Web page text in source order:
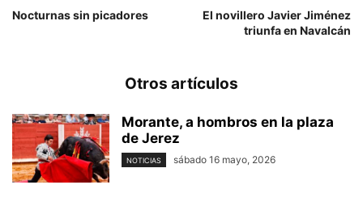
Nocturnas sin picadores
El novillero Javier Jiménez
triunfa en Navalcán
Otros artículos
Morante, a hombros en la plaza
de Jerez
NOTICIAS sábado 16 mayo, 2026